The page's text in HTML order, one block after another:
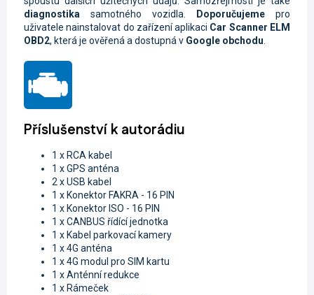
diagnostika samotného vozidla. Doporučujeme pro
uživatele nainstalovat do zařízení aplikaci Car Scanner ELM
OBD2, která je ověřená a dostupná v Google obchodu
Příslušenství k autorádiu
1 x RCA kabel
1 x GPS anténa
2 x USB kabel
1 x Konektor FAKRA - 16 PIN
1 x Konektor ISO - 16 PIN
1 x CANBUS řídící jednotka
1 x Kabel parkovací kamery
1 x 4G anténa
1 x 4G modul pro SIM kartu
1 x Anténní redukce
1 x Rámeček